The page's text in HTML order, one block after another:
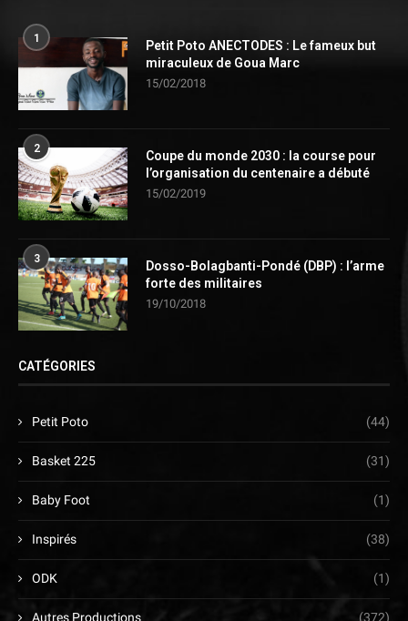
1
Petit Poto ANECTODES : Le fameux but
miraculeux de Goua Marc
15/02/2018
2
Coupe du monde 2030 : la course pour
l’organisation du centenaire a débuté
15/02/2019
3
Dosso-Bolagbanti-Pondé (DBP) : l’arme
forte des militaires
19/10/2018
CATÉGORIES
Petit Poto (44)
Basket 225 (31)
Baby Foot (1)
Inspirés (38)
ODK (1)
Autres Productions (372)